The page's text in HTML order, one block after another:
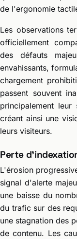
de l'ergonomie
Les observations
officiellement
des défauts
envahissants,
chargement
passent souvent
principalement
créant ainsi une
leurs visiteurs.
Perte
L'érosion
signal d'alerte
une baisse du
du trafic sur des
une stagnation des
de contenu. Les